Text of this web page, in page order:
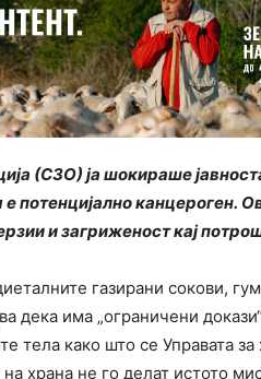
(СЗО) ја шокираше
потенцијално канцероген.
и загриженост кај
газирани сокови,
дека има „ограничени
тела како што се Управата
храна не го делат истото